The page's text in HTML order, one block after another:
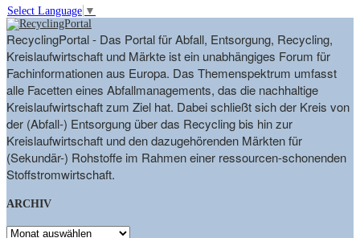
Select Language ▼
RecyclingPortal - Das Portal für Abfall, Entsorgung, Recycling,
Kreislaufwirtschaft und Märkte ist ein unabhängiges Forum für
Fachinformationen aus Europa. Das Themenspektrum umfasst
alle Facetten eines Abfallmanagements, das die nachhaltige
Kreislaufwirtschaft zum Ziel hat. Dabei schließt sich der Kreis von
der (Abfall-) Entsorgung über das Recycling bis hin zur
Kreislaufwirtschaft und den dazugehörenden Märkten für
(Sekundär-) Rohstoffe im Rahmen einer ressourcen-schonenden
Stoffstromwirtschaft.
ARCHIV
ARCHIV